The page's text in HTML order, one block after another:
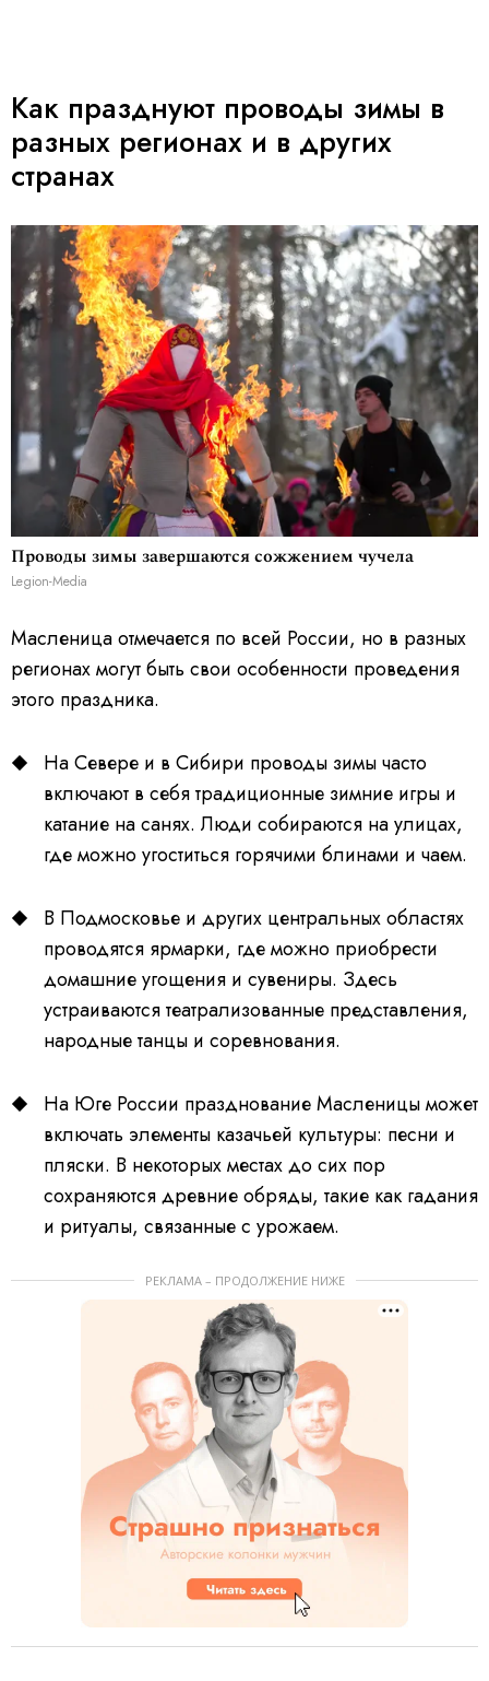
Как празднуют проводы зимы в
разных регионах и в других
странах
Проводы зимы завершаются сожжением чучела
Legion-Media
Масленица отмечается по всей России, но в разных
регионах могут быть свои особенности проведения
этого праздника.
На Севере и в Сибири проводы зимы часто
включают в себя традиционные зимние игры и
катание на санях. Люди собираются на улицах,
где можно угоститься горячими блинами и чаем.
В Подмосковье и других центральных областях
проводятся ярмарки, где можно приобрести
домашние угощения и сувениры. Здесь
устраиваются театрализованные представления,
народные танцы и соревнования.
На Юге России празднование Масленицы может
включать элементы казачьей культуры: песни и
пляски. В некоторых местах до сих пор
сохраняются древние обряды, такие как гадания
и ритуалы, связанные с урожаем.
РЕКЛАМА – ПРОДОЛЖЕНИЕ НИЖЕ